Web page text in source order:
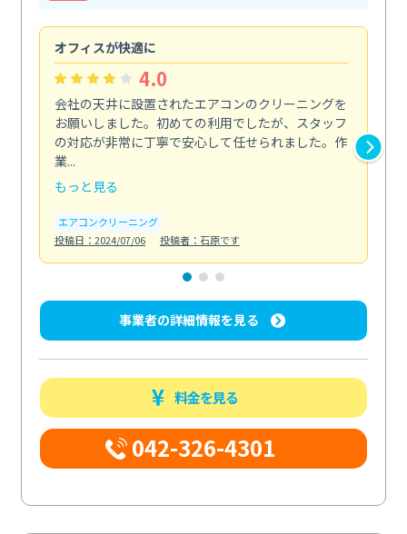
オフィスが快適に
4.0
会社の天井に設置されたエアコンのクリーニングを
お願いしました。初めての利用でしたが、スタッフ
の対応が非常に丁寧で安心して任せられました。作
業...
もっと見る
エアコンクリーニング
投稿日：2024/07/06
投稿者：石原です
事業者の詳細情報を見る
料金を見る
042-326-4301